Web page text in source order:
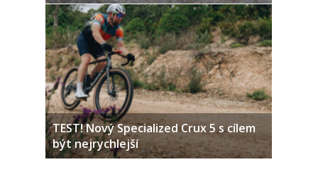
TEST! Nový Specialized Crux 5 s cílem
být nejrychlejší